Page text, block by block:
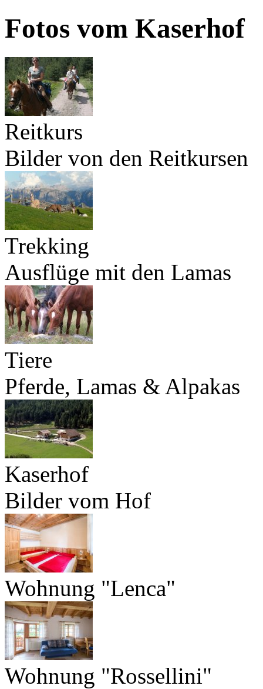
Fotos vom Kaserhof
Reitkurs
Bilder von den Reitkursen
Trekking
Ausflüge mit den Lamas
Tiere
Pferde, Lamas & Alpakas
Kaserhof
Bilder vom Hof
Wohnung "Lenca"
Wohnung "Rossellini"